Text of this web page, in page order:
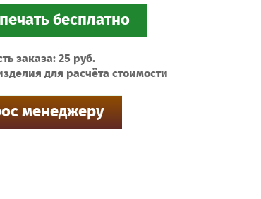
заказа: 25 руб.
для расчёта стоимости